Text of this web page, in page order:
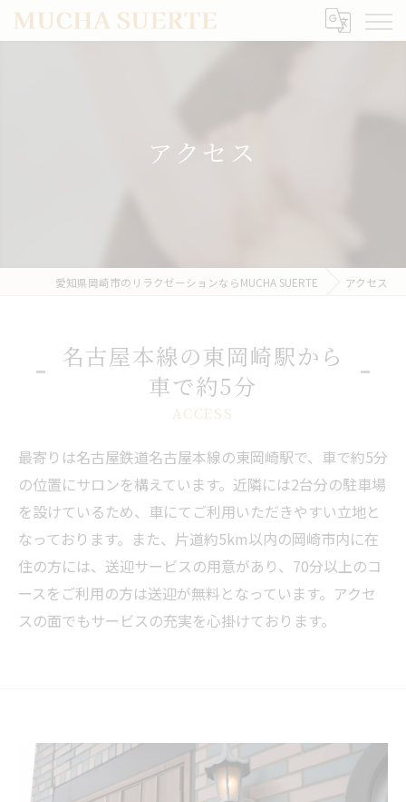
アクセス
愛知県岡崎市のリラクゼーションならMUCHA SUERTE アクセス
名古屋本線の東岡崎駅から
車で約5分
ACCESS
最寄りは名古屋鉄道名古屋本線の東岡崎駅で、車で約5分
の位置にサロンを構えています。近隣には2台分の駐車場
を設けているため、車にてご利用いただきやすい立地と
なっております。また、片道約5km以内の岡崎市内に在
住の方には、送迎サービスの用意があり、70分以上のコ
ースをご利用の方は送迎が無料となっています。アクセ
スの面でもサービスの充実を心掛けております。